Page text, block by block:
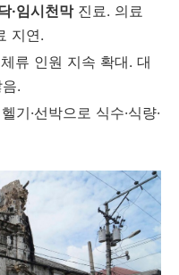
·임시천막진료. 의료
지연.
류 인원 지속 확대. 대
.
기·선박으로 식수·식량·